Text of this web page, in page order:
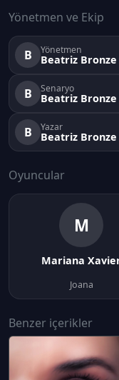
Yönetmen ve Ekip
B Yönetmen
Beatriz Bronze
B Senaryo
Beatriz Bronze
B Yazar
Beatriz Bronze
Oyuncular
M
Mariana
Joana
Benzer içerikler